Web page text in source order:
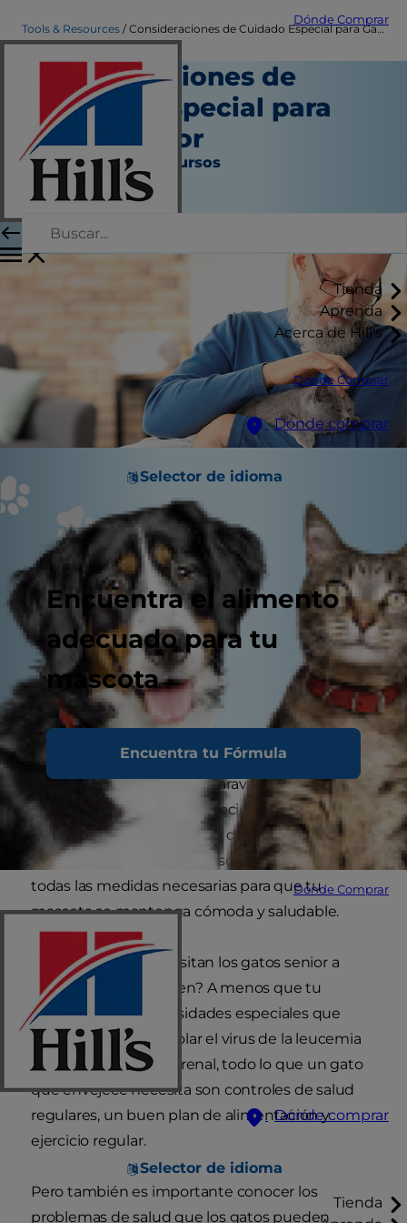
Dónde Comprar
Tienda
Aprenda
Acerca de Hill's
Dónde Comprar
Dónde comprar
Selector de idioma
Encuentra el alimento
adecuado para tu
mascota
Encuentra tu Fórmula
Dónde Comprar
Dónde comprar
Selector de idioma
Tienda
Tools & Resources Consideraciones de Cuidado Especial para Gatos Senior
Consideraciones de
Cuidado Especial para
Gatos Senior
Herramientas y recursos
Erin Ollila
|
Julio 28, 2022
Has pasado tantos años maravillosos con tu
gato. Ahora que está envejeciendo, aprender
sobre el cuidado adecuado de los gatos senior
se ha vuelto importante. Asegúrate de tomar
todas las medidas necesarias para que tu
mascota se mantenga cómoda y saludable.
Entonces, ¿qué necesitan los gatos senior a
medida que envejecen? A menos que tu
mascota tenga necesidades especiales que
atender, como controlar el virus de la leucemia
felina o un problema renal, todo lo que un gato
que envejece necesita son controles de salud
regulares, un buen plan de alimentación y
ejercicio regular.
Pero también es importante conocer los
problemas de salud que los gatos pueden